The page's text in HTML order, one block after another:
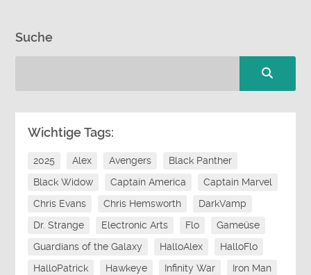
Suche
Wichtige Tags:
2025 Alex Avengers
Black Panther
Black Widow
Captain America
Captain Marvel
Chris Evans
Chris Hemsworth
DarkVamp
Dr. Strange
Electronic Arts Flo
Gameüse
Guardians of the Galaxy
HalloAlex
HalloFlo
HalloPatrick
Hawkeye Infinity War
Iron Man